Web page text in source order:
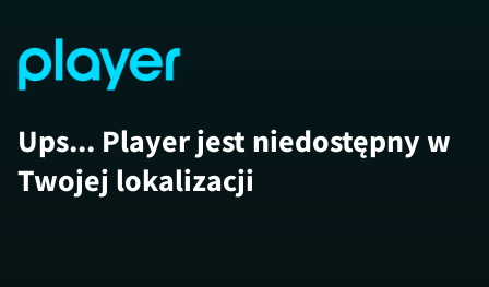
Ups... Player jest niedostępny w
Twojej lokalizacji